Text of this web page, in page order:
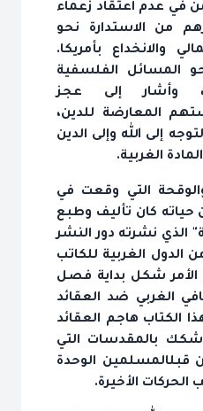
في عدم اعتقاد زعماء
من الاستدارة نحو
والانخداع بأمريكا.
المسائل الفلسفية
وأشار إلى عجز
المعارضة للدين،
إلى الله وإلى الدين
الغربية.
التي وقعت في
حياته كان تأليف وطبع
الذي نشرته دور النشر
الدول الغربية للكاتب
شكل بداية فصل
الغربي ضد العقائد
الكتاب هاجم العقائد
بالمقدسات التي
الوحدة
الأخيرة.